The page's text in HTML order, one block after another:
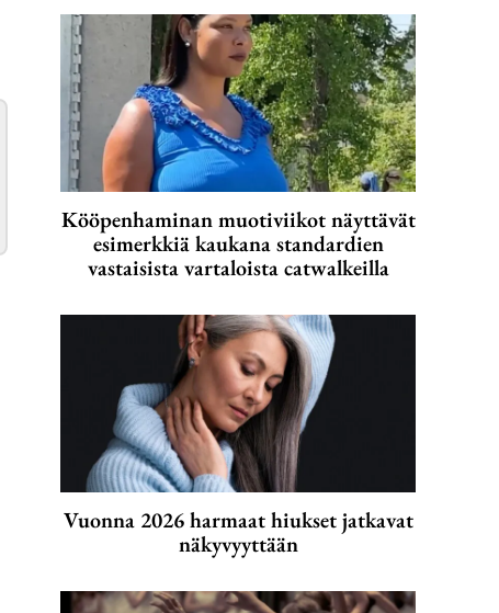
Kööpenhaminan muotiviikot näyttävät
esimerkkiä kaukana standardien
vastaisista vartaloista catwalkeilla
Vuonna 2026 harmaat hiukset jatkavat
näkyvyyttään